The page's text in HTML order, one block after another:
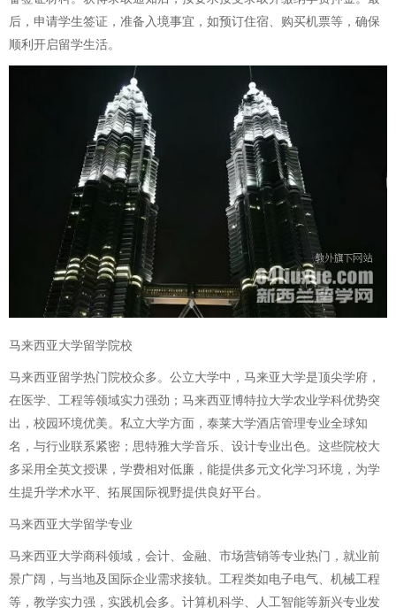
后，申请学生签证，准备入境事宜，如预订住宿、购买机票等，确保
顺利开启留学生活。
马来西亚大学留学院校
马来西亚留学热门院校众多。公立大学中，马来亚大学是顶尖学府，
在医学、工程等领域实力强劲；马来西亚博特拉大学农业学科优势突
出，校园环境优美。私立大学方面，泰莱大学酒店管理专业全球知
名，与行业联系紧密；思特雅大学音乐、设计专业出色。这些院校大
多采用全英文授课，学费相对低廉，能提供多元文化学习环境，为学
生提升学术水平、拓展国际视野提供良好平台。
马来西亚大学留学专业
马来西亚大学商科领域，会计、金融、市场营销等专业热门，就业前
景广阔，与当地及国际企业需求接轨。工程类如电子电气、机械工程
等，教学实力强，实践机会多。计算机科学、人工智能等新兴专业发